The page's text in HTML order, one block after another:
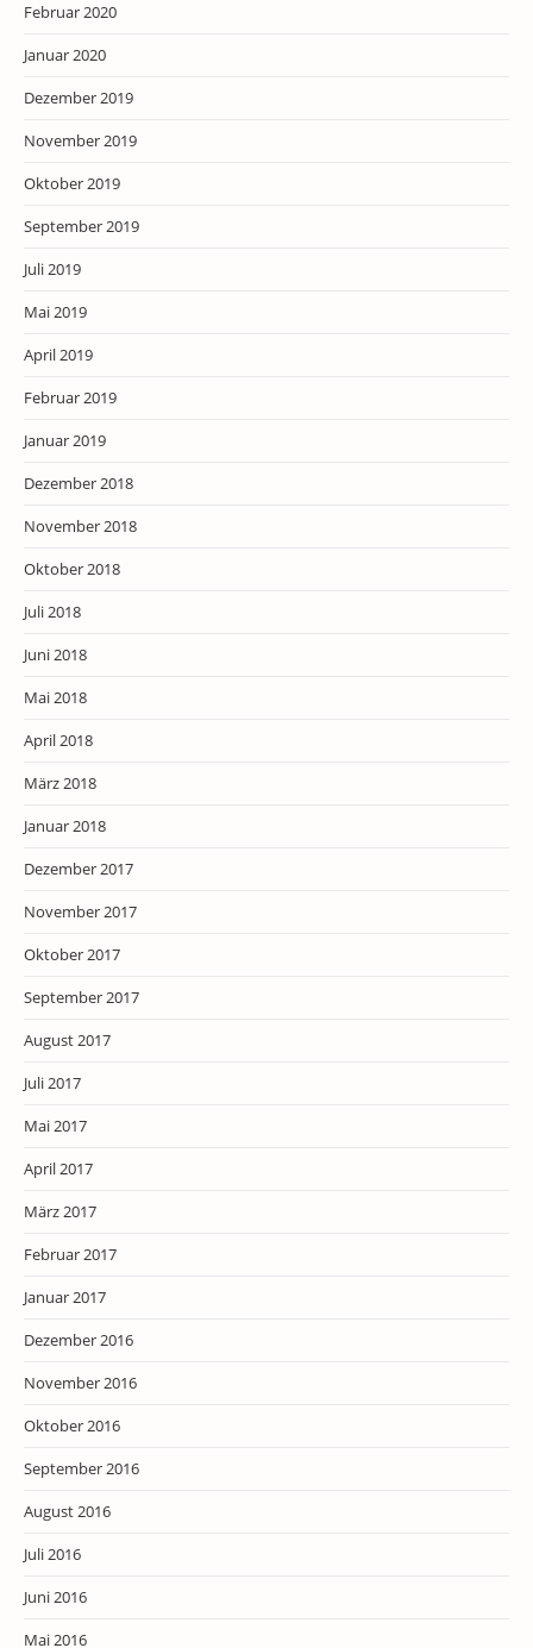
Februar 2020
Januar 2020
Dezember 2019
November 2019
Oktober 2019
September 2019
Juli 2019
Mai 2019
April 2019
Februar 2019
Januar 2019
Dezember 2018
November 2018
Oktober 2018
Juli 2018
Juni 2018
Mai 2018
April 2018
März 2018
Januar 2018
Dezember 2017
November 2017
Oktober 2017
September 2017
August 2017
Juli 2017
Mai 2017
April 2017
März 2017
Februar 2017
Januar 2017
Dezember 2016
November 2016
Oktober 2016
September 2016
August 2016
Juli 2016
Juni 2016
Mai 2016